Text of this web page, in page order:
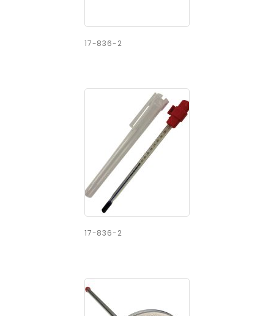
17-836-2
17-836-2